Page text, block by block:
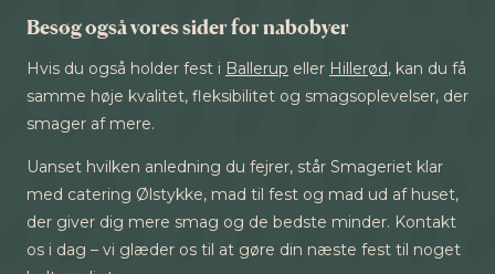
Besøg også vores sider for nabobyer
Hvis du også holder fest i Ballerup eller Hillerød, kan du få
samme høje kvalitet, fleksibilitet og smagsoplevelser, der
smager af mere.
Uanset hvilken anledning du fejrer, står Smageriet klar
med catering Ølstykke, mad til fest og mad ud af huset,
der giver dig mere smag og de bedste minder. Kontakt
os i dag – vi glæder os til at gøre din næste fest til noget